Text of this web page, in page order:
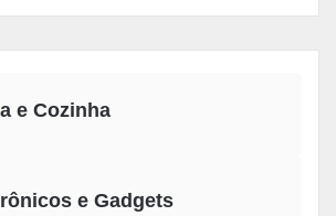
e Cozinha
e Gadgets